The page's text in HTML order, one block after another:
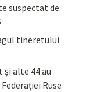
suspectat de
tineretului
și alte 44 au
Ruse